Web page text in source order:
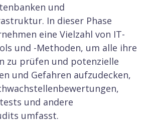
und
In dieser Phase
eine Vielzahl von IT-
und -Methoden, um alle ihre
zu prüfen und potenzielle
und Gefahren aufzudecken,
und andere
umfasst.